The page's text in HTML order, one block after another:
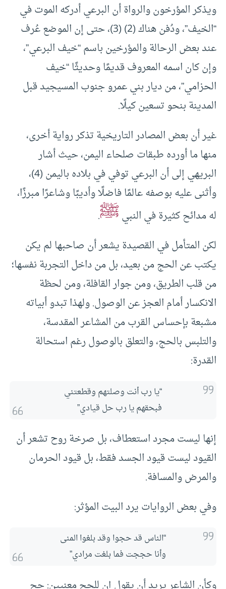
ويذكر المؤرخون والرواة أن البرعي أدركه الموت في
“الخيف”، ودُفن هناك (2) (3)، حتى إن الموضع عُرف
عند بعض الرحالة والمؤرخين باسم “خيف البرعي”،
وإن كان اسمه المعروف قديمًا وحديثًا “خيف
الحزامي”، من ديار بني عمرو جنوب المسيجيد قبل
المدينة بنحو تسعين كيلًا.
غير أن بعض المصادر التاريخية تذكر رواية أخرى،
منها ما أورده طبقات صلحاء اليمن، حيث أشار
البريهي إلى أن البرعي توفي في بلاده باليمن (4)،
وأثنى عليه بوصفه عالمًا فاضلًا وأديبًا وشاعرًا مبرزًا،
له مدائح كثيرة في النبيﷺ.
لكن المتأمل في القصيدة يشعر أن صاحبها لم يكن
يكتب عن الحج من بعيد، بل من داخل التجربة نفسها؛
من قلب الطريق، ومن جوار القافلة، ومن لحظة
الانكسار أمام العجز عن الوصول. ولهذا تبدو أبياته
مشبعة بإحساس القرب من المشاعر المقدسة،
والتلبس بالحج، والتعلق بالوصول رغم استحالة
القدرة:
“يا رب أنت وصلتهم وقطعتني
فبحقهم يا رب حل قيادي”
إنها ليست مجرد استعطاف، بل صرخة روح تشعر أن
القيود ليست قيود الجسد فقط، بل قيود الحرمان
والمرض والمسافة.
وفي بعض الروايات يرد البيت المؤثر:
“الناس قد حجوا وقد بلغوا المنى
وأنا حججت فما بلغت مرادي”
وكأن الشاعر يريد أن يقول إن للحج معنيين: حج